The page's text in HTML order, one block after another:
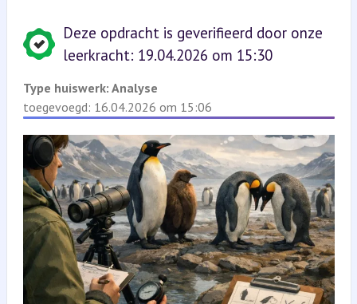
Deze opdracht is geverifieerd door onze
leerkracht: 19.04.2026 om 15:30
Type huiswerk: Analyse
toegevoegd: 16.04.2026 om 15:06